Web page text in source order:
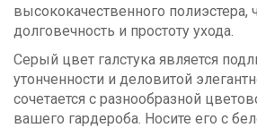
высококачественного полиэстера,
долговечность и простоту ухода.
Серый цвет галстука является
утонченности и деловитой
сочетается с разнообразной
вашего гардероба. Носите его с